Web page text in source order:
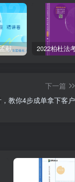
2024众合法考-孟献贵民法-精讲卷.pdf
下一篇
教你4步成单拿下客户